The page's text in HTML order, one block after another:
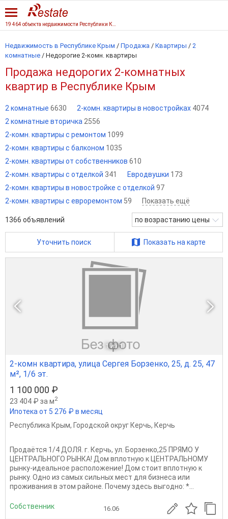
Недвижимость в Республике Крым / Продажа / Квартиры / 2
комнатные / Недорогие 2-комн. квартиры
Продажа недорогих 2-комнатных
квартир в Республике Крым
2 комнатные 6630 2-комн. квартиры в новостройках 4074
2 комнатные вторичка 2556
2-комн. квартиры с ремонтом 1099
2-комн. квартиры с балконом 1035
2-комн. квартиры от собственников 610
2-комн. квартиры с отделкой 341 Евродвушки 173
2-комн. квартиры в новостройке с отделкой 97
2-комн. квартиры с евроремонтом 59 Показать ещё
1366 объявлений по возрастанию цены
Уточнить поиск Показать на карте
1 из 1
2-комн квартира, улица Сергея Борзенко, 25, д. 25, 47
м², 1/6 эт.
1 100 000 ₽
23 404 ₽ за м2
Ипотека от 5 276 ₽ в месяц
Республика Крым, Городской округ Керчь, Керчь
Продаётся 1/4 ДОЛЯ. г. Керчь, ул. Борзенко,25 ПРЯМО У
ЦЕНТРАЛЬНОГО РЫНКА! Дом вплотную к ЦЕНТРАЛЬНОМУ
рынку-идеальное расположение! Дом стоит вплотную к
рынку. Одно из самых сильных мест для бизнеса или
проживания в этом районе. Почему здесь выгодно: *...
Собственник 16.06